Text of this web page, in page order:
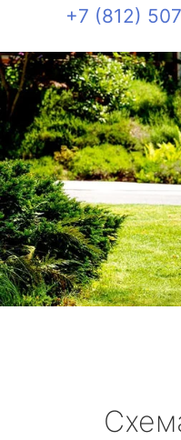
+7 (812)